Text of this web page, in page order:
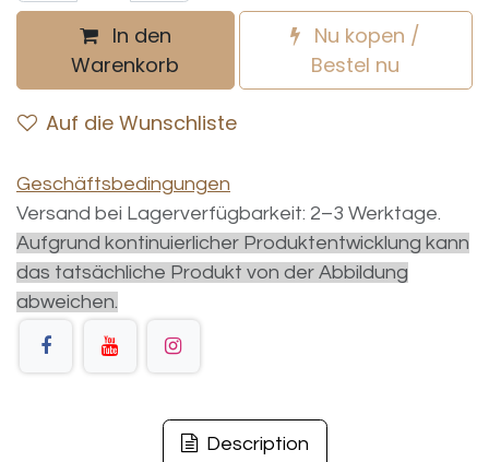
In den
Warenkorb
Nu kopen /
Bestel nu
Auf die Wunschliste
Geschäftsbedingungen
Versand bei Lagerverfügbarkeit: 2–3 Werktage.
Aufgrund kontinuierlicher Produktentwicklung kann
das tatsächliche Produkt von der Abbildung
abweichen.
Description